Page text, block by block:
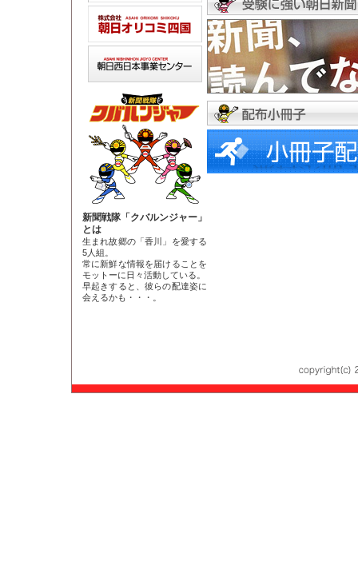
新聞戦隊「クバルンジャー」
とは
生まれ故郷の「香川」を愛する
5人組。
常に新鮮な情報を届けることを
モットーに日々活動している。
早起きすると、彼らの配達姿に
会えるかも・・・。